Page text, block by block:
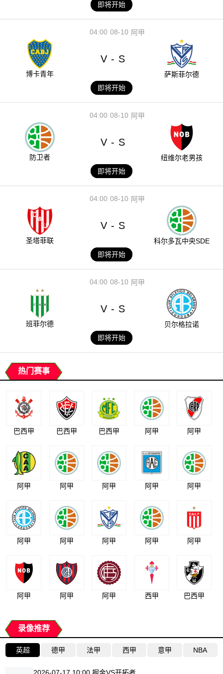
即将开始
08-10
04:00 阿甲
博卡青年
V - S
萨斯菲尔德
即将开始
08-10
04:00 阿甲
防卫者
V - S
纽维尔老男孩
即将开始
08-10
04:00 阿甲
圣塔菲联
V - S
科尔多瓦中央SDE
即将开始
08-10
04:00 阿甲
班菲尔德
V - S
贝尔格拉诺
即将开始
热门赛事
巴西甲 巴西甲 巴西甲 阿甲 阿甲
阿甲 阿甲 阿甲 阿甲 阿甲
阿甲 阿甲 阿甲 阿甲 阿甲
阿甲 阿甲 阿甲 西甲 巴西甲
录像推荐
英超 德甲 法甲 西甲 意甲 NBA